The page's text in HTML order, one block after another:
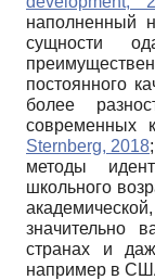
наполненный
сущности
постоянного
более
современных
Sternberg, 2018;
методы
школьного
значительно
странах и
например в